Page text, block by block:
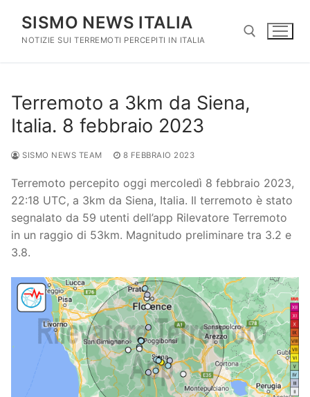
contenuto
SISMO NEWS ITALIA
NOTIZIE SUI TERREMOTI PERCEPITI IN ITALIA
Terremoto a 3km da Siena,
Italia. 8 febbraio 2023
SISMO NEWS TEAM 8 FEBBRAIO 2023
Terremoto percepito oggi mercoledì 8 febbraio 2023,
22:18 UTC, a 3km da Siena, Italia. Il terremoto è stato
segnalato da 59 utenti dell’app Rilevatore Terremoto
in un raggio di 53km. Magnitudo preliminare tra 3.2 e
3.8.